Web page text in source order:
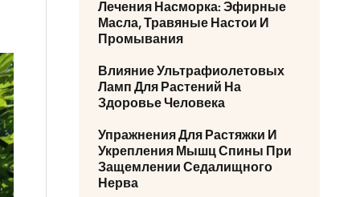
Лечения Насморка: Эфирные
Масла, Травяные Настои И
Промывания
Влияние Ультрафиолетовых
Ламп Для Растений На
Здоровье Человека
Упражнения Для Растяжки И
Укрепления Мышц Спины При
Защемлении Седалищного
Нерва